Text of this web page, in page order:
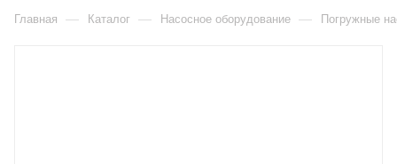
Главная — Каталог — Насосное оборудование — Погружные